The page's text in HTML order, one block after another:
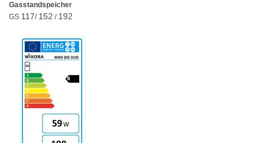
Gasstandspeicher
GS 117/ 152 / 192